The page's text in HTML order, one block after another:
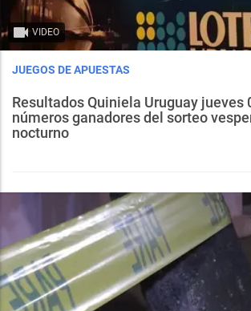
VIDEO
JUEGOS DE APUESTAS
Resultados Quiniela Uruguay jueves
números ganadores del sorteo
nocturno